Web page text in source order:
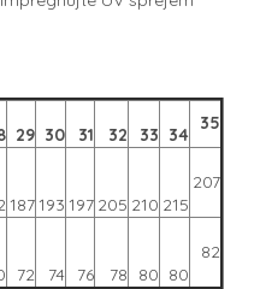
29 30 31 32 33 34
35
187193 197 205 210 215
207
72 74 76 78 80 80
82